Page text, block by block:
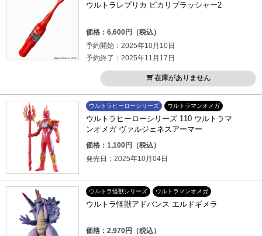
ウルトラレプリカ ピカリブラッシャー2
価格：6,600円（税込）
予約開始：2025年10月10日
予約終了：2025年11月17日
在庫がありません
ウルトラヒーローシリーズ ウルトラマンオメガ
ウルトラヒーローシリーズ 110 ウルトラマ
ンオメガ ヴァルジェネスアーマー
価格：1,100円（税込）
発売日：2025年10月04日
ウルトラ怪獣シリーズ ウルトラマンオメガ
ウルトラ怪獣アドバンス エルドギメラ
価格：2,970円（税込）